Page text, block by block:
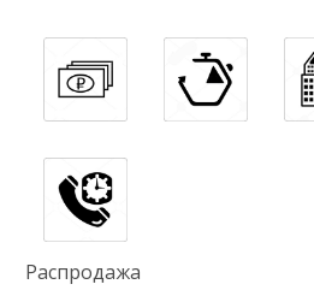
Распродажа